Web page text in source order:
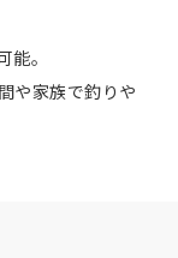
。
や家族で釣りや